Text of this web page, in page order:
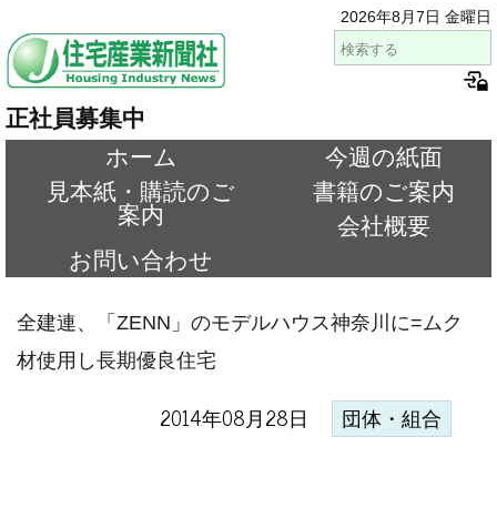
2026年8月7日 金曜日
正社員募集中
ホーム
今週の紙面
見本紙・購読のご
案内
書籍のご案内
会社概要
お問い合わせ
全建連、「ZENN」のモデルハウス神奈川に=ムク
材使用し長期優良住宅
2014年08月28日 団体・組合